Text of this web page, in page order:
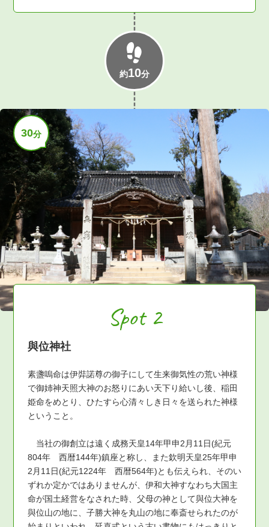
約10分
30分
Spot 2
與位神社
素盞嗚命は伊弉諾尊の御子にして生来御気性の荒い神様
で御姉神天照大神のお怒りにあい天下り給いし後、稲田
姫命をめとり、ひたすら心清々しき日々を送られた神様
ということ。
当社の御創立は遠く成務天皇14年甲申2月11日(紀元
804年 西暦144年)鎮座と称し、また欽明天皇25年甲申
2月11日(紀元1224年 西暦564年)とも伝えられ、そのい
ずれか定かではありませんが、伊和大神すなわち大国主
命が国土経営をなされた時、父母の神として與位大神を
與位山の地に、子勝大神を丸山の地に奉斎せられたのが